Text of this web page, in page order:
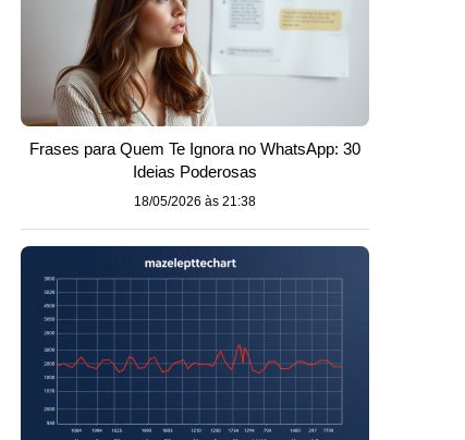
Frases para Quem Te Ignora no WhatsApp: 30
Ideias Poderosas
18/05/2026 às 21:38